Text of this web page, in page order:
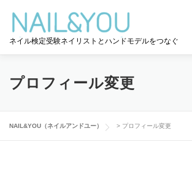
ツ
ネイル検定受験ネイリストとハンドモデルをつなぐ
ログイン ユーザー登録
ハンドモデルを探す ネイル検定道コラム
プロフィール変更
NAIL&YOU（ネイルアンドユー） > プロフィール変更